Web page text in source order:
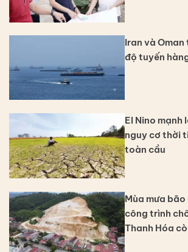
Iran và
độ tuyến
El Nino mạnh
nguy cơ thời
toàn cầu
Mùa mưa
công trình
Thanh Hóa